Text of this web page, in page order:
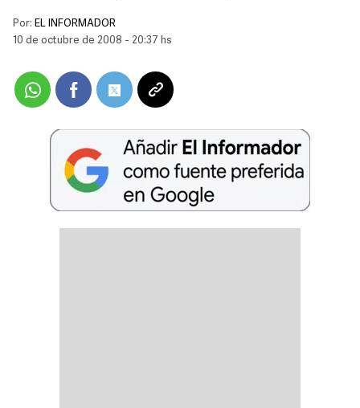
Por: EL INFORMADOR
10 de octubre de 2008 - 20:37 hs